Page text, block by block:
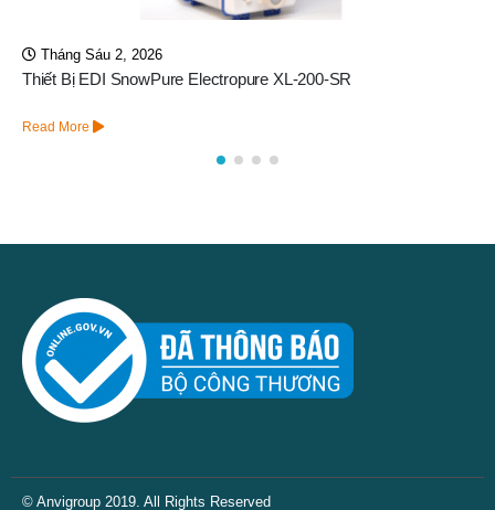
Tháng Tư 13, 2026
Purolite A400 – Hạt Nhựa Chính Hãng An Vi Group
Read More
© Anvigroup 2019. All Rights Reserved